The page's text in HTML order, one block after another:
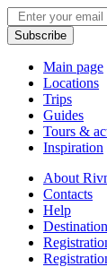
Email
Subscribe
Main page
Locations
Trips
Guides
Tours &
Inspiration
About
Contacts
Help